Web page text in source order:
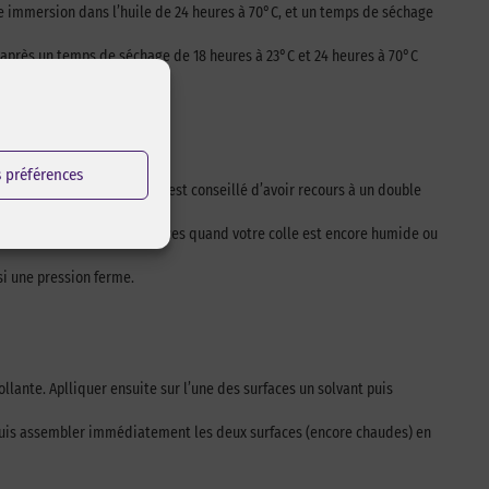
préférences
dans l’huile de 24 heures à 70°C, et un temps de séchage
un temps de séchage de 18 heures à 23°C et 24 heures à 70°C
ouvert plus grand, il est conseillé d’avoir recours à un double
ensuite les deux surfaces quand votre colle est encore humide ou
une pression ferme.
Aplliquer ensuite sur l’une des surfaces un solvant puis
assembler immédiatement les deux surfaces (encore chaudes) en